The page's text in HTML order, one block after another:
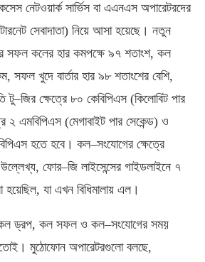
নেটওয়ার্ক সার্ভিস বা এএনএস অপারেটরদের
সেবাদাতা) নিয়ে আসা হয়েছে। নতুন
সফল কলের হার কমপক্ষে ৯৭ শতাংশ, কল
সফল খুদে বার্তার হার ৯৮ শতাংশের বেশি,
টু–জির ক্ষেত্রে ৮০ কেবিপিএস (কিলোবিট পার
২ এমবিপিএস (মেগাবাইট পার সেকেন্ড) ও
হতে হবে। কল–সংযোগের ক্ষেত্রে
ফোর–জি লাইসেন্সের গাইডলাইনে ৭
যা এখন বিধিমালায় এল।
কল ড্রপ, কল সফল ও কল–সংযোগের সময়
মুঠোফোন অপারেটরগুলো বলছে,